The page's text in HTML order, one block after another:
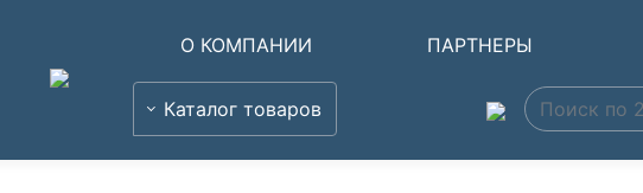
О КОМПАНИИ ПАРТНЕРЫ
Каталог товаров